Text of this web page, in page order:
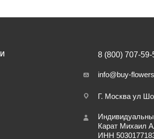
8 (800) 707-59-
info@buy-
Г. Москва ул
Карат Михаил
ИНН